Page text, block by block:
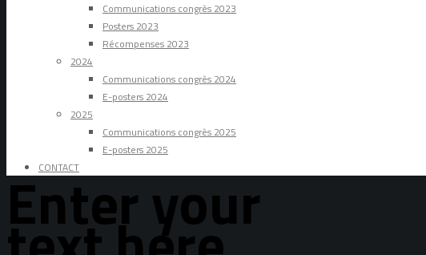
Communications congrès 2023
Posters 2023
Récompenses 2023
2024
Communications congrès 2024
E-posters 2024
2025
Communications congrès 2025
E-posters 2025
CONTACT
Enter your